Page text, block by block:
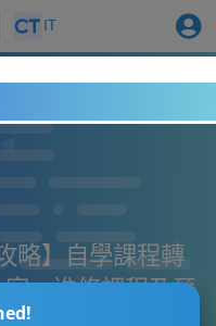
略】自學課程轉
、進修課程及晉